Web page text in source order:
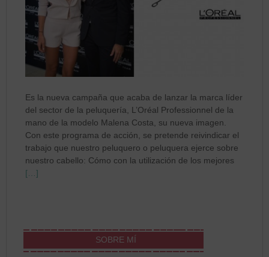
Es la nueva campaña que acaba de lanzar la marca líder
del sector de la peluquería, L’Oréal Professionnel de la
mano de la modelo Malena Costa, su nueva imagen.
Con este programa de acción, se pretende reivindicar el
trabajo que nuestro peluquero o peluquera ejerce sobre
nuestro cabello: Cómo con la utilización de los mejores
[…]
SOBRE MÍ